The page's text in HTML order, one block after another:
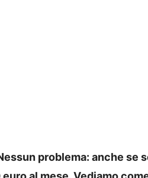
problema: anche se